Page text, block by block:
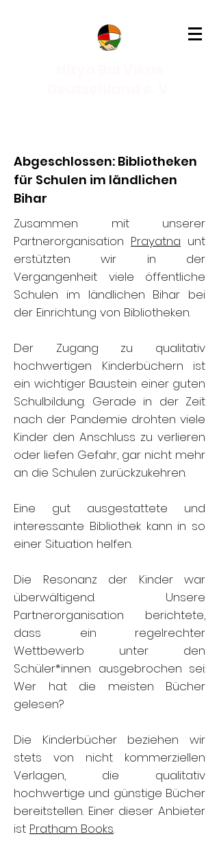
Abgeschlossen: Bibliotheken
für Schulen im ländlichen
Bihar
Zusammen mit unserer
Partnerorganisation Prayatna unt
erstützten wir in der
Vergangenheit viele öffentliche
Schulen im ländlichen Bihar bei
der Einrichtung von Bibliotheken.
Der Zugang zu qualitativ
hochwertigen Kinderbüchern ist
ein wichtiger Baustein einer guten
Schulbildung. Gerade in der Zeit
nach der Pandemie drohten viele
Kinder den Anschluss zu verlieren
oder liefen Gefahr, gar nicht mehr
an die Schulen zurückzukehren.
Eine gut ausgestattete und
interessante Bibliothek kann in so
einer Situation helfen.
Die Resonanz der Kinder war
überwältigend. Unsere
Partnerorganisation berichtete,
dass ein regelrechter
Wettbewerb unter den
Schüler*innen ausgebrochen sei:
Wer hat die meisten Bücher
gelesen?
Die Kinderbücher beziehen wir
stets von nicht kommerziellen
Verlagen, die qualitativ
hochwertige und günstige Bücher
bereitstellen. Einer dieser Anbieter
ist Pratham Books.